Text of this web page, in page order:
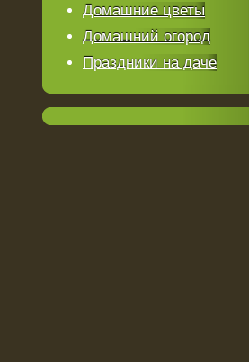
Домашние цветы
Домашний огород
Праздники на даче